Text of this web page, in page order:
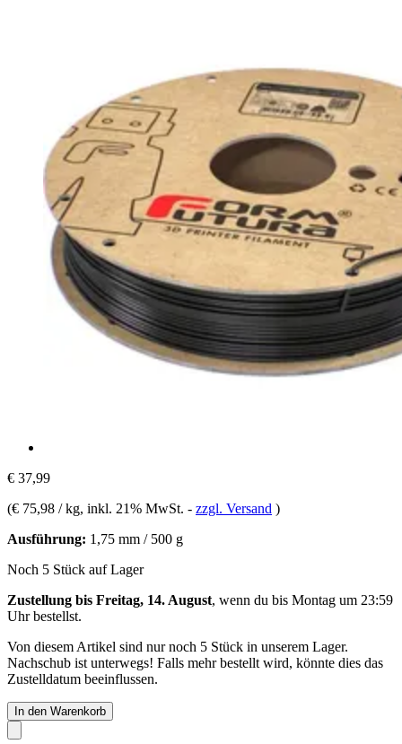
€ 37,99
(€ 75,98 / kg, inkl. 21% MwSt. - zzgl. Versand )
Ausführung: 1,75 mm / 500 g
Noch 5 Stück auf Lager
Zustellung bis Freitag, 14. August, wenn du bis Montag um 23:59
Uhrbestellst.
Von diesem Artikel sind nur noch 5 Stück in unserem Lager.
Nachschub ist unterwegs! Falls mehr bestellt wird, könnte dies das
Zustelldatum beeinflussen.
In den Warenkorb